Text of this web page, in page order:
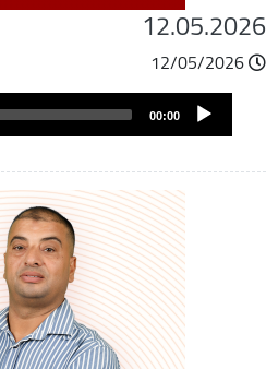
12/05/2026
ملفAudio
Player
00:00